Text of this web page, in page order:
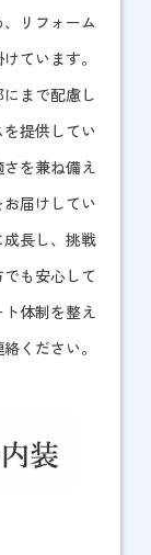
リフォーム
ています。
まで配慮し
提供してい
を兼ね備え
届けしてい
長し、挑戦
も安心して
体制を整え
ください。